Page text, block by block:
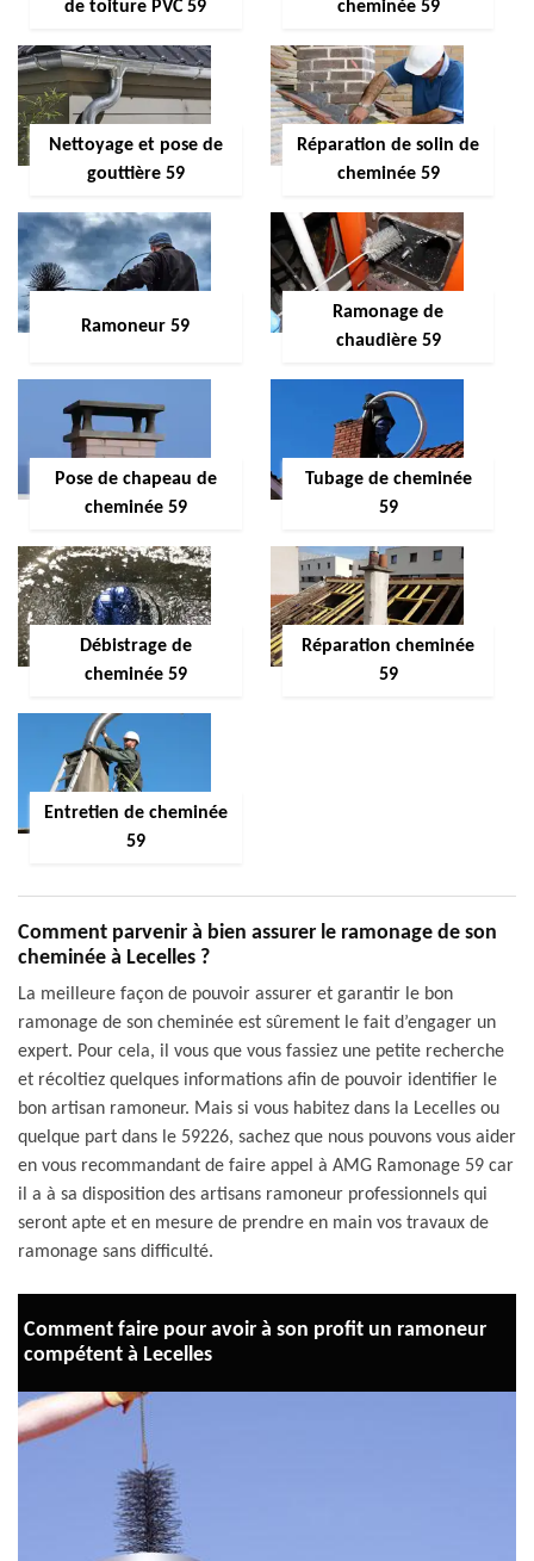
de toiture PVC 59
cheminée 59
Nettoyage et pose de
gouttière 59
Réparation de solin de
cheminée 59
Ramoneur 59
Ramonage de
chaudière 59
Pose de chapeau de
cheminée 59
Tubage de cheminée
59
Débistrage de
cheminée 59
Réparation cheminée
59
Entretien de cheminée
59
Comment parvenir à bien assurer le ramonage de son
cheminée à Lecelles ?
La meilleure façon de pouvoir assurer et garantir le bon
ramonage de son cheminée est sûrement le fait d’engager un
expert. Pour cela, il vous que vous fassiez une petite recherche
et récoltiez quelques informations afin de pouvoir identifier le
bon artisan ramoneur. Mais si vous habitez dans la Lecelles ou
quelque part dans le 59226, sachez que nous pouvons vous aider
en vous recommandant de faire appel à AMG Ramonage 59 car
il a à sa disposition des artisans ramoneur professionnels qui
seront apte et en mesure de prendre en main vos travaux de
ramonage sans difficulté.
Comment faire pour avoir à son profit un ramoneur
compétent à Lecelles